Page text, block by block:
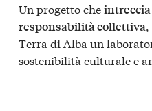
Un progetto che
responsabilità collettiva
Terra di Alba un
sostenibilità culturale e